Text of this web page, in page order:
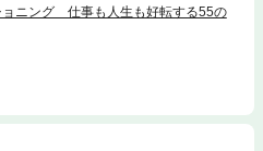
しい、今日からすぐできる「55の習
ン［2章］呼吸［3章］姿勢［4章］所
ョニング 仕事も人生も好転する55の